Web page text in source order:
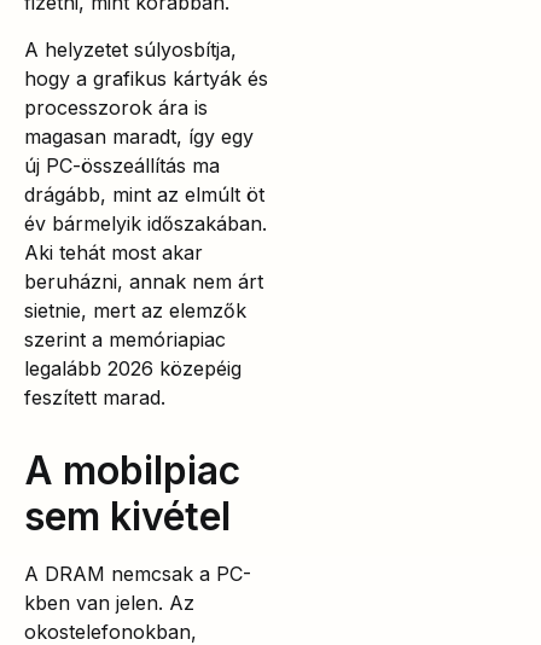
A helyzetet súlyosbítja,
hogy a grafikus kártyák és
processzorok ára is
magasan maradt, így egy
új PC-összeállítás ma
drágább, mint az elmúlt öt
év bármelyik időszakában.
Aki tehát most akar
beruházni, annak nem árt
sietnie, mert az elemzők
szerint a memóriapiac
legalább 2026 közepéig
feszített marad.
A mobilpiac
sem kivétel
A DRAM nemcsak a PC-
kben van jelen. Az
okostelefonokban,